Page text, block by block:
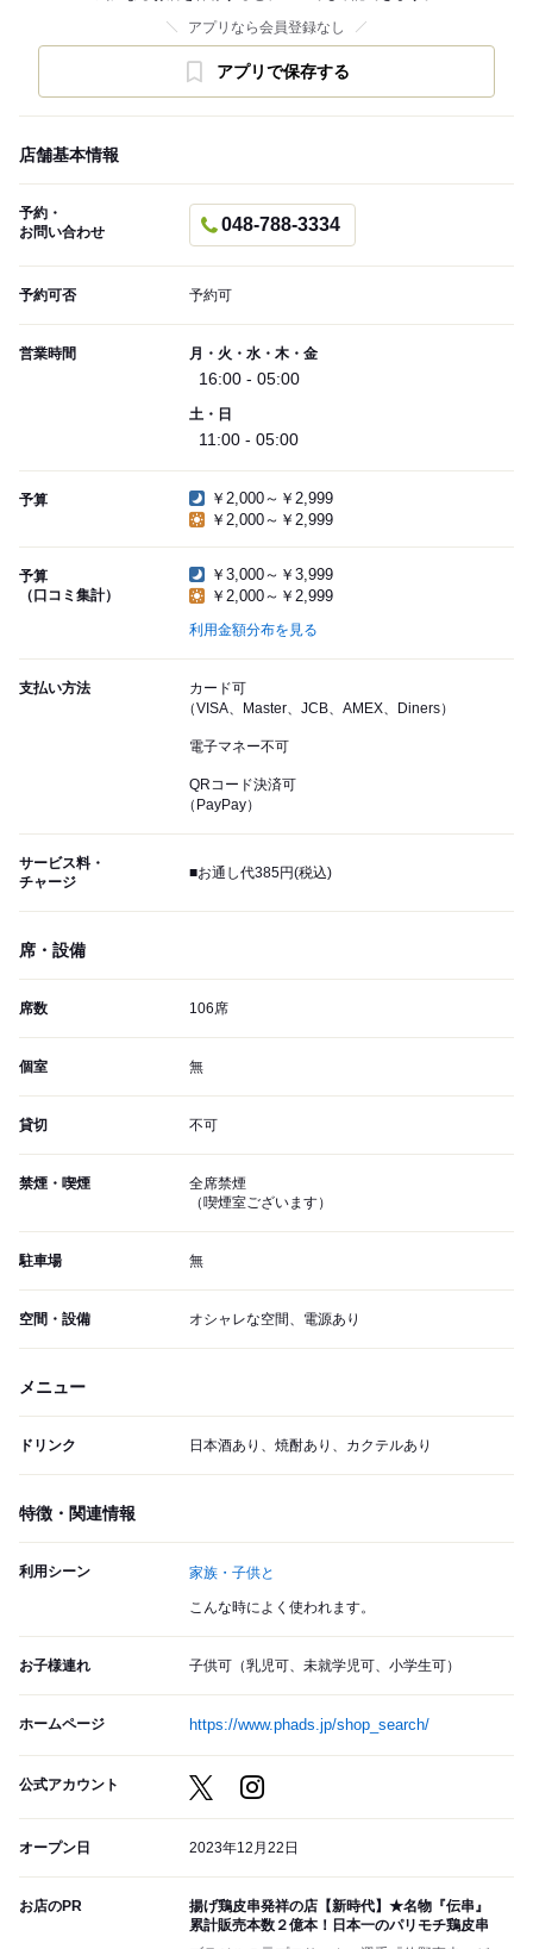
アプリなら会員登録なし
アプリで保存する
店舗基本情報
予約・
お問い合わせ
048-788-3334
予約可否 予約可
営業時間 月・火・水・木・金
16:00 - 05:00
土・日
11:00 - 05:00
予算
￥2,000～￥2,999
￥2,000～￥2,999
予算
（口コミ集計）
￥3,000～￥3,999
￥2,000～￥2,999
利用金額分布を見る
支払い方法
カード可
（VISA、Master、JCB、AMEX、Diners）
電子マネー不可
QRコード決済可
（PayPay）
サービス料・
チャージ
■お通し代385円(税込)
席・設備
席数 106席
個室 無
貸切 不可
禁煙・喫煙
全席禁煙
（喫煙室ございます）
駐車場 無
空間・設備 オシャレな空間、電源あり
メニュー
ドリンク 日本酒あり、焼酎あり、カクテルあり
特徴・関連情報
利用シーン 家族・子供と
こんな時によく使われます。
お子様連れ 子供可（乳児可、未就学児可、小学生可）
ホームページ https://www.phads.jp/shop_search/
公式アカウント
オープン日 2023年12月22日
お店のPR
揚げ鶏皮串発祥の店【新時代】★名物『伝串』
累計販売本数２億本！日本一のパリモチ鶏皮串